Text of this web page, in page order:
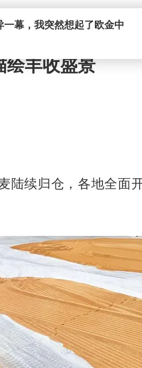
幕，我突然想起了欧金中
绘丰收盛景
陆续归仓，各地全面